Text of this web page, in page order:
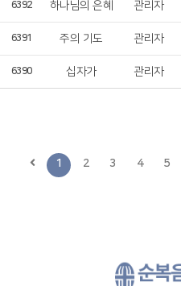
6392 하나님의 은혜 관리자
6391 주의 기도 관리자
6390 십자가 관리자
1 2 3 4 5